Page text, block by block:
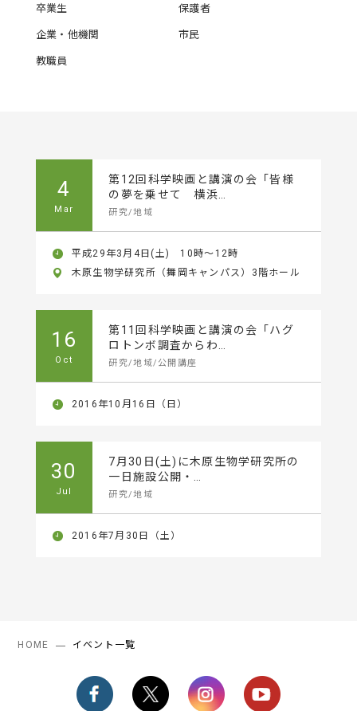
卒業生 保護者
企業・他機関 市民
教職員
4
Mar
第12回科学映画と講演の会「皆様
の夢を乗せて 横浜…
研究/地域
平成29年3月4日(土) 10時～12時
木原生物学研究所（舞岡キャンパス）3階ホール
16
Oct
第11回科学映画と講演の会「ハグ
ロトンボ調査からわ…
研究/地域/公開講座
2016年10月16日（日）
30
Jul
7月30日(土)に木原生物学研究所の
一日施設公開・…
研究/地域
2016年7月30日（土）
HOME イベント一覧